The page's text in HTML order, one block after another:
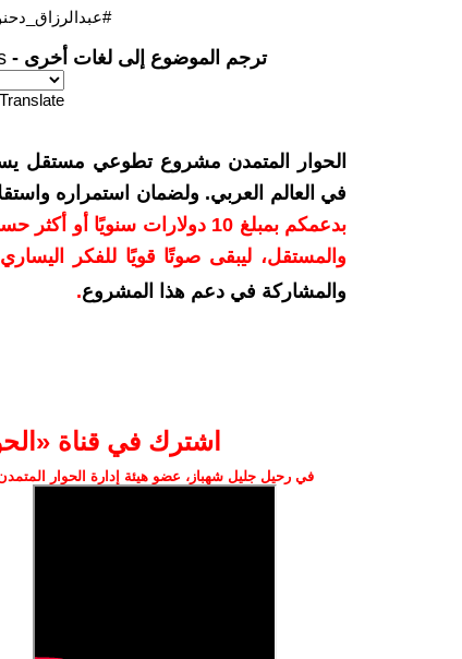
ترجم الموضوع إلى لغات أخرى -
Translate
الحوار المتمدن مشروع تطوعي مستقل
في العالم العربي. ولضمان استمراره
بدعمكم بمبلغ 10 دولارات
والمستقل، ليبقى صوتًا قويًا للفكر
والمشاركة في دعم هذا المشروع.
اشترك في قناة
في رحيل جليل شهباز، عضو هيئة إدارة الحوار